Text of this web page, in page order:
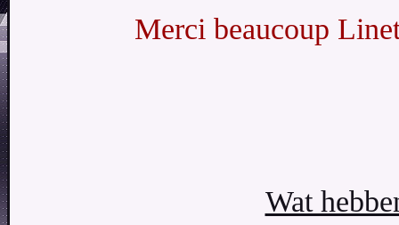
Merci beaucoup
Wat